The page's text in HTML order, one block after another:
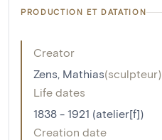
PRODUCTION ET DATATION
Creator
Zens, Mathias(sculpteur)
Life dates
1838 - 1921 (atelier[f])
Creation date